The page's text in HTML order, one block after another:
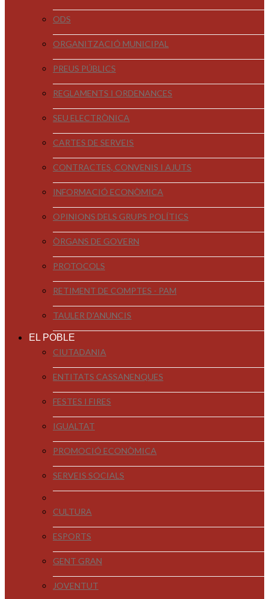
ODS
ORGANITZACIÓ MUNICIPAL
PREUS PÚBLICS
REGLAMENTS I ORDENANCES
SEU ELECTRÒNICA
CARTES DE SERVEIS
CONTRACTES, CONVENIS I AJUTS
INFORMACIÓ ECONÒMICA
OPINIONS DELS GRUPS POLÍTICS
ÒRGANS DE GOVERN
PROTOCOLS
RETIMENT DE COMPTES - PAM
TAULER D'ANUNCIS
EL POBLE
CIUTADANIA
ENTITATS CASSANENQUES
FESTES I FIRES
IGUALTAT
PROMOCIÓ ECONÒMICA
SERVEIS SOCIALS
CULTURA
ESPORTS
GENT GRAN
JOVENTUT